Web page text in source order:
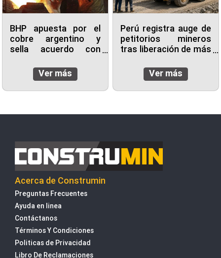
BHP apuesta por el
cobre argentino y
sella acuerdo con
proyectoVer más
Perú registra auge de
petitorios mineros
tras liberación de más
para explorar cobre y
Ver más
Acerca de Construmin
Preguntas Frecuentes
Ayuda en linea
Contáctanos
Términos Y Condiciones
Politicas de Privacidad
Libro De Reclamaciones